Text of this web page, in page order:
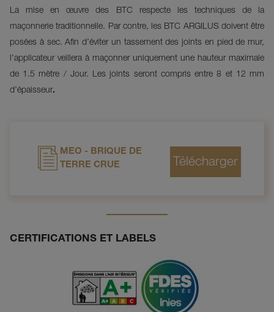
La mise en œuvre des BTC respecte les techniques de la
maçonnerie traditionnelle. Par contre, les BTC ARGILUS doivent être
posées à sec. Afin d’éviter un tassement des joints en pied de mur,
l’applicateur veillera à maçonner uniquement une hauteur maximale
de 1.5 mètre / Jour. Les joints seront compris entre 8 et 12 mm
d’épaisseur.
MEO - BRIQUE DE
TERRE CRUE
CERTIFICATIONS ET LABELS